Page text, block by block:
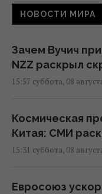
НОВОСТИ МИРА
Зачем Вучич
NZZ раскрыл
15:57 суббота, 08
Космическая
Китая: СМИ
15:31 суббота, 08
Евросоюз